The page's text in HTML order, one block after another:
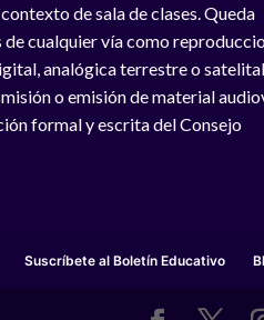
de sala de clases. Queda
cualquier vía como
analógica terrestre o satelital,
o emisión de material
formal y escrita del Consejo
Suscríbete al Boletín Educativo